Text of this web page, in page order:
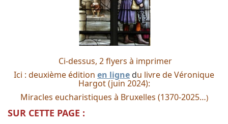
Ci-dessus, 2 flyers à imprimer
Ici : deuxième édition en ligne du livre de Véronique
Hargot (juin 2024):
Miracles eucharistiques à Bruxelles (1370-2025…)
SUR CETTE PAGE :